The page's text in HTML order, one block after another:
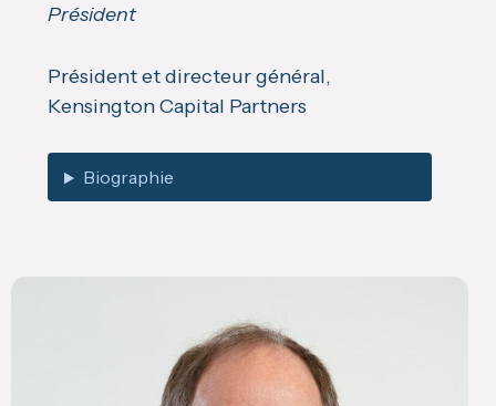
Président
Président et directeur général,
Kensington Capital Partners
Biographie